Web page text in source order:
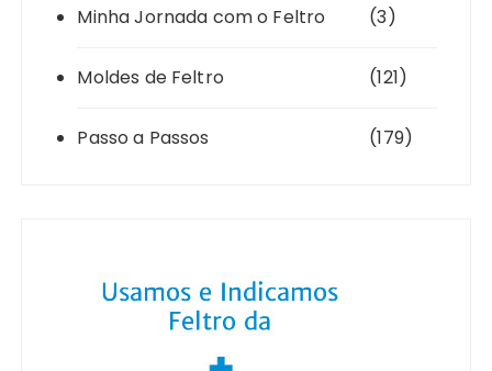
Minha Jornada com o Feltro (3)
Moldes de Feltro (121)
Passo a Passos (179)